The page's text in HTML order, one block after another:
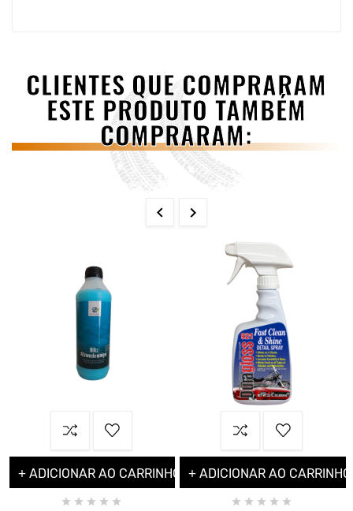
CLIENTES QUE COMPRARAM
ESTE PRODUTO TAMBÉM
COMPRARAM:
 
+ ADICIONAR AO CARRINHO
    
+ ADICIONAR AO CARRINHO
    